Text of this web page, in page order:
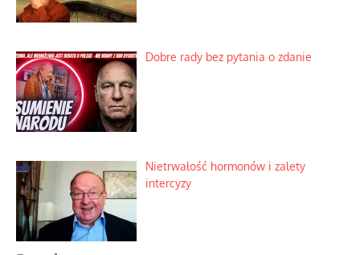
Dobre rady bez pytania o zdanie
Nietrwałość hormonów i zalety
intercyzy